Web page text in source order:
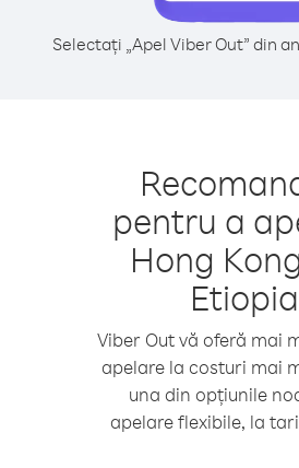
Selectați „Apel Viber Out” din
pentru a
Hong
Etiopia
Viber Out vă oferă mai
apelare la costuri mai
una din opțiunile
apelare flexibile, la